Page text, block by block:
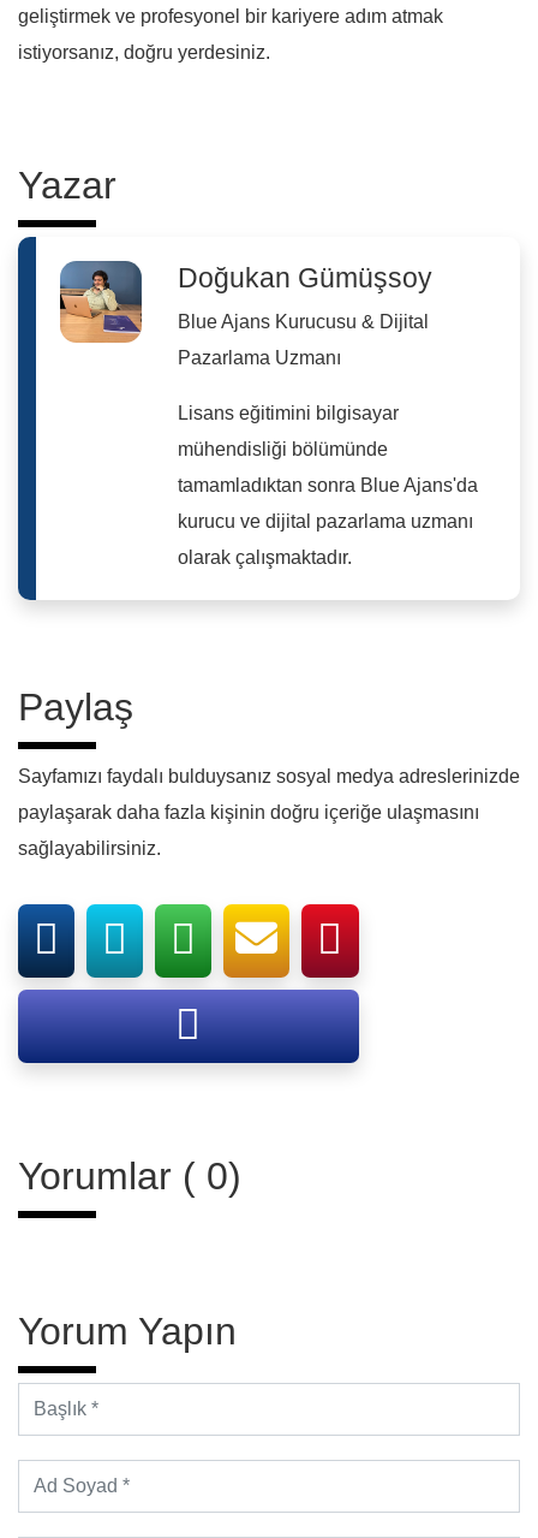
geliştirmek ve profesyonel bir kariyere adım atmak
istiyorsanız, doğru yerdesiniz.
Yazar
Doğukan Gümüşsoy
Blue Ajans Kurucusu & Dijital
Pazarlama Uzmanı
Lisans eğitimini bilgisayar
mühendisliği bölümünde
tamamladıktan sonra Blue Ajans'da
kurucu ve dijital pazarlama uzmanı
olarak çalışmaktadır.
Paylaş
Sayfamızı faydalı bulduysanız sosyal medya adreslerinizde
paylaşarak daha fazla kişinin doğru içeriğe ulaşmasını
sağlayabilirsiniz.
Yorumlar ( 0)
Yorum Yapın